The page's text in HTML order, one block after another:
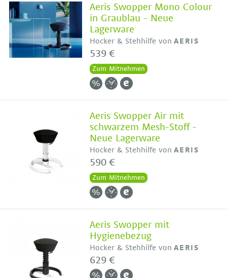
Aeris Swopper Mono Colour
in Graublau - Neue
Lagerware
Hocker & Stehhilfe vonAERIS
539 €
Zum Mitnehmen
Aeris Swopper Air mit
schwarzem Mesh-Stoff -
Neue Lagerware
Hocker & Stehhilfe vonAERIS
590 €
Zum Mitnehmen
Aeris Swopper mit
Hygienebezug
Hocker & Stehhilfe vonAERIS
629 €